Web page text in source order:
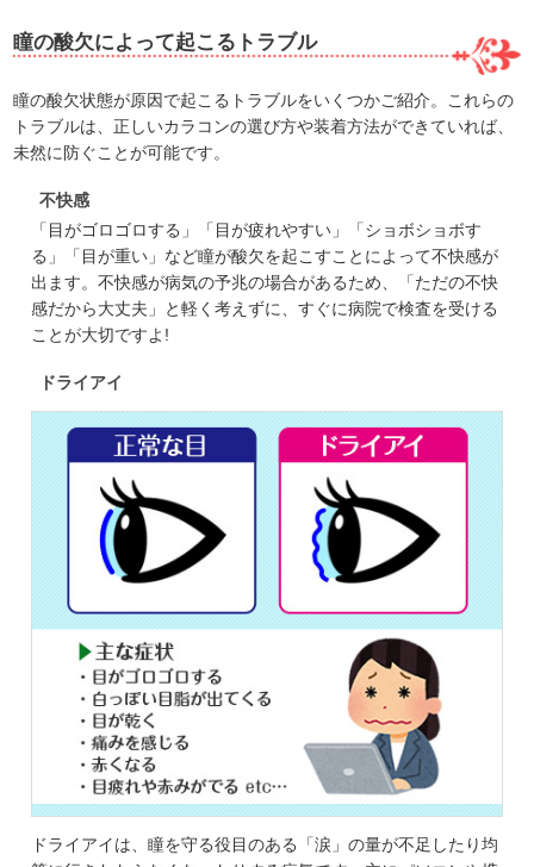
瞳の酸欠によって起こるトラブル
瞳の酸欠状態が原因で起こるトラブルをいくつかご紹介。これらの
トラブルは、正しいカラコンの選び方や装着方法ができていれば、
未然に防ぐことが可能です。
不快感
「目がゴロゴロする」「目が疲れやすい」「ショボショボす
る」「目が重い」など瞳が酸欠を起こすことによって不快感が
出ます。不快感が病気の予兆の場合があるため、「ただの不快
感だから大丈夫」と軽く考えずに、すぐに病院で検査を受ける
ことが大切ですよ!
ドライアイ
ドライアイは、瞳を守る役目のある「涙」の量が不足したり均